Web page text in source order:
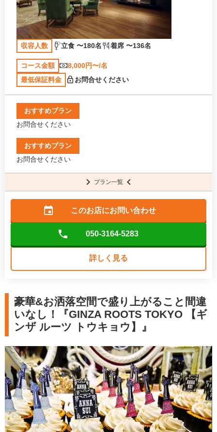
収容人数 立食 〜180名 着席 〜136名
コース金額
8,000円〜/名
最低保証料金
お問合せください
おすすめプラン
お問合せください
おすすめプラン
お問合せください
プラン一覧
このお店にお問い合わせ
050-3164-5283
詳しく見る
豪華&お洒落空間で盛り上がること間違
いなし！『GINZA ROOTS TOKYO 【ギ
ンザ ルーツ トウキョウ】』